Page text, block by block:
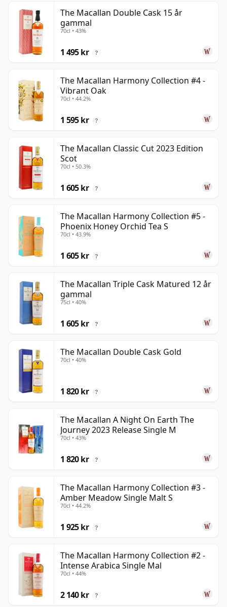
The Macallan Double Cask 15 år
gammal
70cl • 43%
1 495 kr ?
The Macallan Harmony Collection #4 -
Vibrant Oak
70cl • 44.2%
1 595 kr ?
The Macallan Classic Cut 2023 Edition
Scot
70cl • 50.3%
1 605 kr ?
The Macallan Harmony Collection #5 -
Phoenix Honey Orchid Tea S
70cl • 43.9%
1 605 kr ?
The Macallan Triple Cask Matured 12 år
gammal
75cl • 40%
1 605 kr ?
The Macallan Double Cask Gold
70cl • 40%
1 820 kr ?
The Macallan A Night On Earth The
Journey 2023 Release Single M
70cl • 43%
1 820 kr ?
The Macallan Harmony Collection #3 -
Amber Meadow Single Malt S
70cl • 44.2%
1 925 kr ?
The Macallan Harmony Collection #2 -
Intense Arabica Single Mal
70cl • 44%
2 140 kr ?